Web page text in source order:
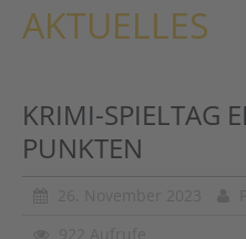
Kontakt
Shop
AKTUELLES
KRIMI-SPIELTAG
PUNKTEN